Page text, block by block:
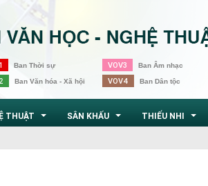
Ban Thời sự
Ban Văn hóa - Xã hội
VOV3 Ban Âm nhạc
VOV4 Ban Dân tộc
THUẬT SÂN KHẤU THIẾU NHI